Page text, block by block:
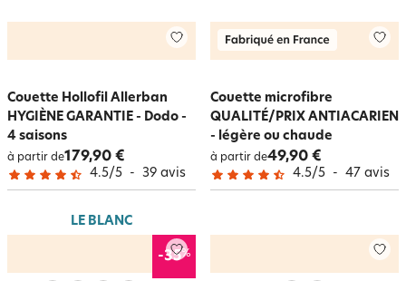
Couette Hollofil Allerban
HYGIÈNE GARANTIE - Dodo -
4 saisons
à partir de179,90 €
4.5/5 - 39 avis
Couette microfibre
QUALITÉ/PRIX ANTIACARIEN
- légère ou chaude
à partir de49,90 €
4.5/5 - 47 avis
LE BLANC
-35%